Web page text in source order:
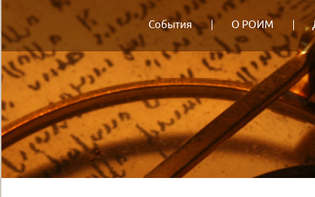
События О РОИМ